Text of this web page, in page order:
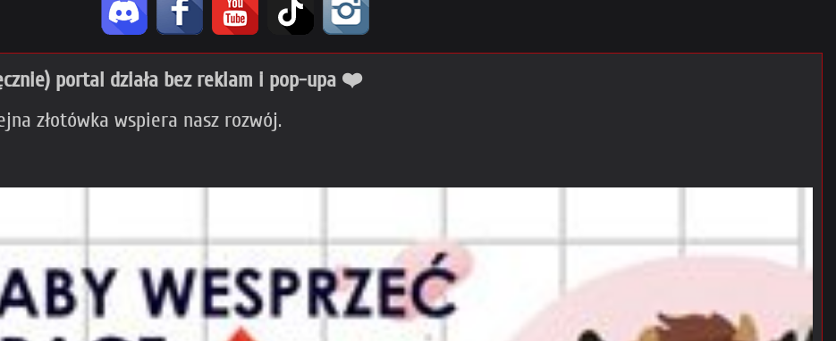
portal działa bez reklam i pop-upa ❤️
złotówka wspiera nasz rozwój.